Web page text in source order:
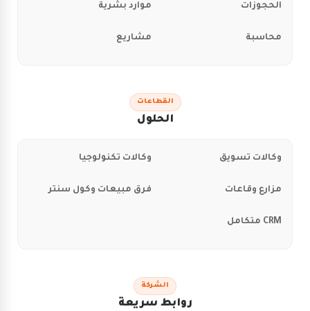
الحجوزات موارد بشرية
محاسبة مشاريع
القطاعات
الحلول
وكالات تسويق وكالات تكنولوجيا
مزارع وقاعات فرق مبيعات وكول سنتر
CRM متكامل
الشركة
روابط سريعة